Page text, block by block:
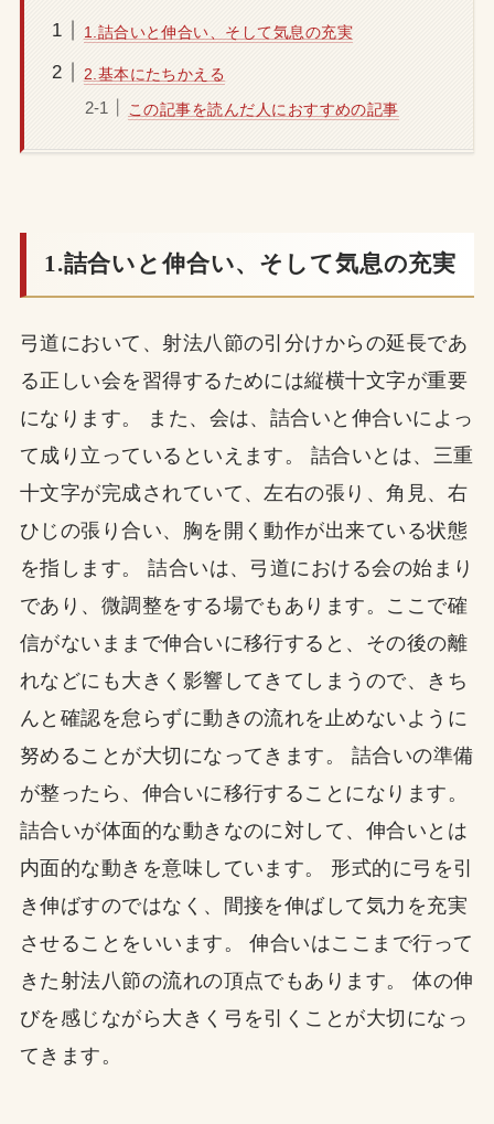
1.詰合いと伸合い、そして気息の充実
2.基本にたちかえる
この記事を読んだ人におすすめの記事
1.詰合いと伸合い、そして気息の充実
弓道において、射法八節の引分けからの延長であ
る正しい会を習得するためには縦横十文字が重要
になります。 また、会は、詰合いと伸合いによっ
て成り立っているといえます。 詰合いとは、三重
十文字が完成されていて、左右の張り、角見、右
ひじの張り合い、胸を開く動作が出来ている状態
を指します。 詰合いは、弓道における会の始まり
であり、微調整をする場でもあります。ここで確
信がないままで伸合いに移行すると、その後の離
れなどにも大きく影響してきてしまうので、きち
んと確認を怠らずに動きの流れを止めないように
努めることが大切になってきます。 詰合いの準備
が整ったら、伸合いに移行することになります。
詰合いが体面的な動きなのに対して、伸合いとは
内面的な動きを意味しています。 形式的に弓を引
き伸ばすのではなく、間接を伸ばして気力を充実
させることをいいます。 伸合いはここまで行って
きた射法八節の流れの頂点でもあります。 体の伸
びを感じながら大きく弓を引くことが大切になっ
てきます。